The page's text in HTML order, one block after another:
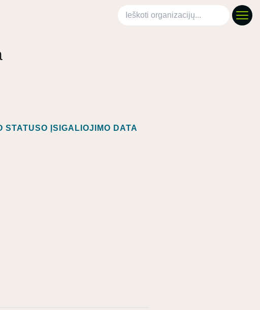
Ieškoti organizacijų
STATUSO ĮSIGALIOJIMO DATA